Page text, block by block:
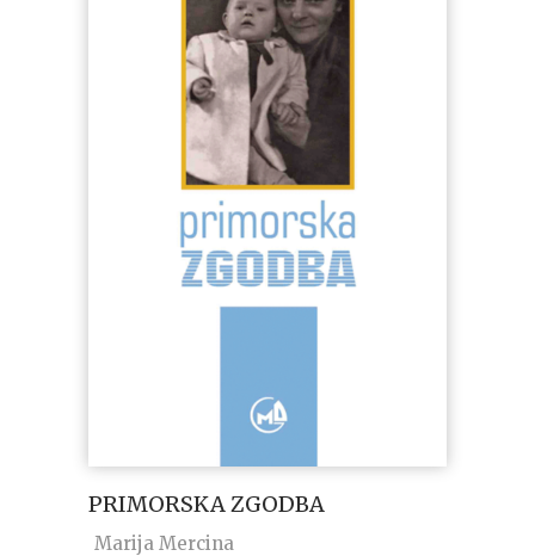
PRIMORSKA ZGODBA
Marija Mercina